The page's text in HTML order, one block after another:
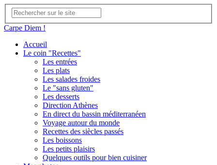
Carpe Diem !
Accueil
Le coin "Recettes"
Les entrées
Les plats
Les salades froides
Le "sans gluten"
Les desserts
Direction Athènes
En direct du bassin méditerranéen
Voyage autour du monde
Recettes des siècles passés
Les boissons
Les petits plaisirs
Quelques outils pour bien cuisiner